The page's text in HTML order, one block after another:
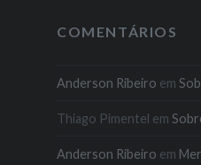
COMENTÁRIOS
Anderson Ribeiro em
Thiago Pimentel em
Anderson Ribeiro em